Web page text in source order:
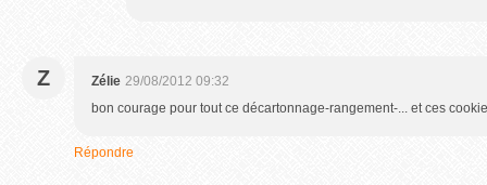
Z Zélie 29/08/2012 09:32
bon courage pour tout ce décartonnage-rangement-... et ces
Répondre